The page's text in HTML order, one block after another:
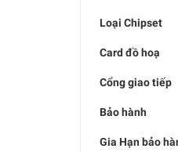
Loại
Card đồ
Cổng giao
Bảo
Gia Hạn bảo